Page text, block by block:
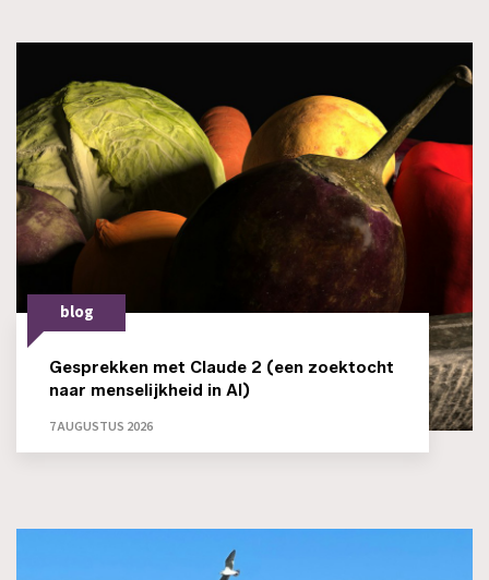
blog
Gesprekken met Claude 2 (een zoektocht
naar menselijkheid in AI)
7 AUGUSTUS 2026